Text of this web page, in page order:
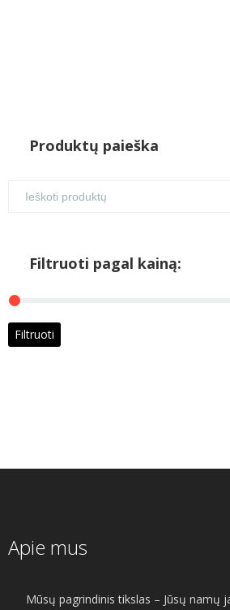
Produktų paieška
Filtruoti pagal kainą:
Filtruoti
Apie mus
Mūsų pagrindinis tikslas – Jūsų namų